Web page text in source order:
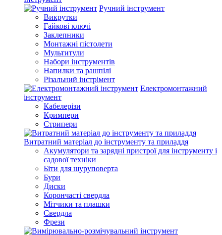
Ручний інструмент
Викрутки
Гайкові ключі
Заклепники
Монтажні пістолети
Мультитули
Набори інструментів
Напилки та рашпілі
Різальний інстрімент
Електромонтажний
інструмент
Кабелерізи
Кримпери
Стрипери
Витратний матеріал до інструменту та приладдя
Акумулятори та зарядні пристрої для інструменту і
садової техніки
Біти для шуруповерта
Бури
Диски
Корончасті свердла
Мітчики та плашки
Свердла
Фрези